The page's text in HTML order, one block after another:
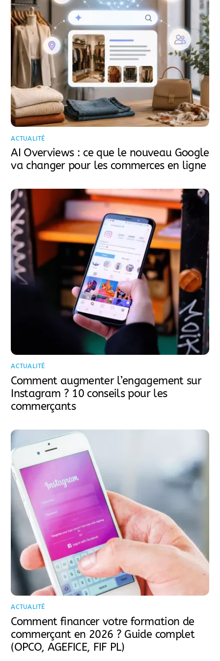
ACTUALITÉ
AI Overviews : ce que le nouveau Google
va changer pour les commerces en ligne
ACTUALITÉ
Comment augmenter l’engagement sur
Instagram ? 10 conseils pour les
commerçants
ACTUALITÉ
Comment financer votre formation de
commerçant en 2026 ? Guide complet
(OPCO, AGEFICE, FIF PL)